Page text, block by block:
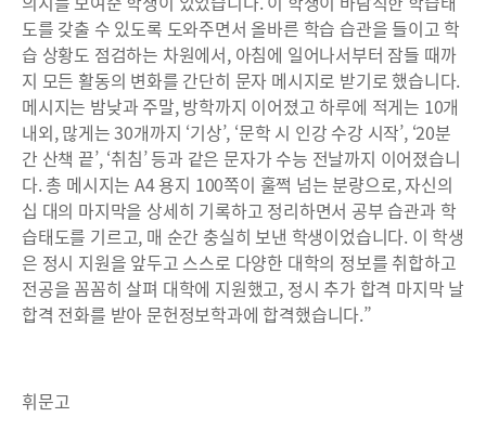
도를 갖출 수 있도록 도와주면서 올바른 학습 습관을 들이고 학
습 상황도 점검하는 차원에서, 아침에 일어나서부터 잠들 때까
지 모든 활동의 변화를 간단히 문자 메시지로 받기로 했습니다.
메시지는 밤낮과 주말, 방학까지 이어졌고 하루에 적게는 10개
내외, 많게는 30개까지 ‘기상’, ‘문학 시 인강 수강 시작’, ‘20분
간 산책 끝’, ‘취침’ 등과 같은 문자가 수능 전날까지 이어졌습니
다. 총 메시지는 A4 용지 100쪽이 훌쩍 넘는 분량으로, 자신의
십 대의 마지막을 상세히 기록하고 정리하면서 공부 습관과 학
습태도를 기르고, 매 순간 충실히 보낸 학생이었습니다. 이 학생
은 정시 지원을 앞두고 스스로 다양한 대학의 정보를 취합하고
전공을 꼼꼼히 살펴 대학에 지원했고, 정시 추가 합격 마지막 날
합격 전화를 받아 문헌정보학과에 합격했습니다.”
휘문고